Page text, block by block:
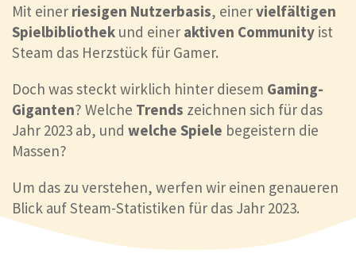
Mit einer riesigen Nutzerbasis, einervielfältigen
Spielbibliothek und einer aktiven Community ist
Steam das Herzstück für Gamer.
Doch was steckt wirklich hinter diesem Gaming-
Giganten? Welche Trends zeichnen sich für das
Jahr 2023 ab, und welche Spiele begeistern die
Massen?
Um das zu verstehen, werfen wir einen genaueren
Blick auf Steam-Statistiken für das Jahr 2023.